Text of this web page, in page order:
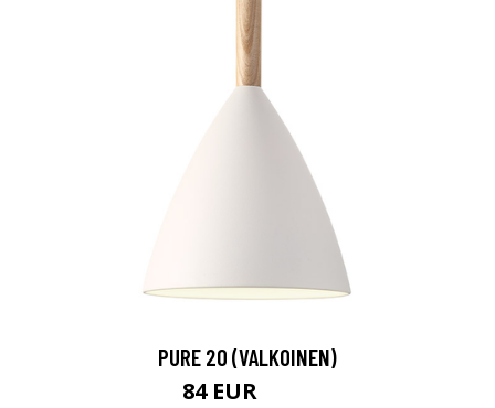
PURE 20 (VALKOINEN)
84 EUR